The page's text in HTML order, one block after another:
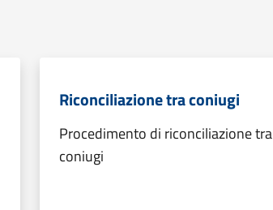
Riconciliazione tra coniugi
Procedimento di riconciliazione tra
coniugi